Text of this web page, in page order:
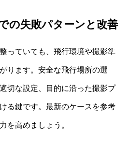
の失敗パターンと改善
っていても、飛行環境や撮影準
ります。安全な飛行場所の選
切な設定、目的に沿った撮影プ
る鍵です。最新のケースを参考
を高めましょう。